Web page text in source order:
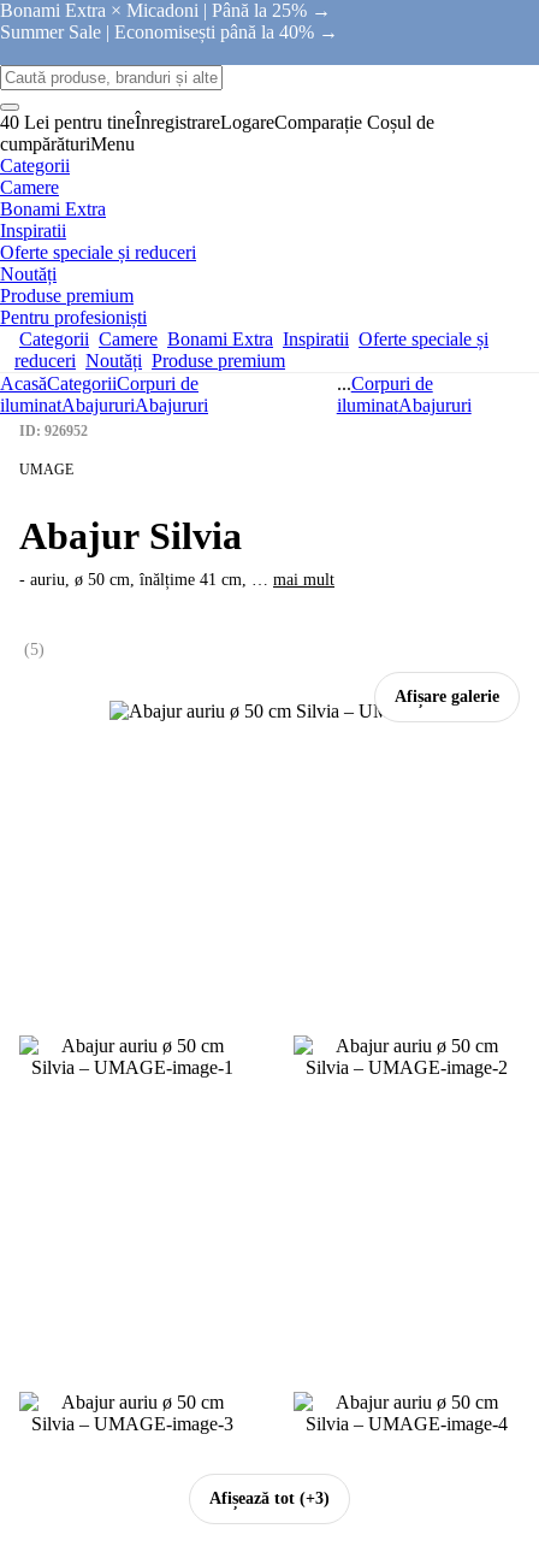
Bonami Extra × Micadoni | Până la 25% →
Summer Sale | Economisești până la 40% →
40 Lei pentru tineÎnregistrareLogareComparație Coșul de
cumpărăturiMenu
Categorii
Camere
Bonami Extra
Inspiratii
Oferte speciale și reduceri
Noutăți
Produse premium
Pentru profesioniști
Categorii Camere Bonami Extra Inspiratii Oferte speciale și
reduceri Noutăți Produse premium
AcasăCategoriiCorpuri de
iluminatAbajururiAbajururi
...Corpuri de
iluminatAbajururi
Afișare galerie
Afișează tot (+3)
ID: 926952
UMAGE
Abajur Silvia
- auriu, ø 50 cm, înălțime 41 cm, … mai mult
(5)